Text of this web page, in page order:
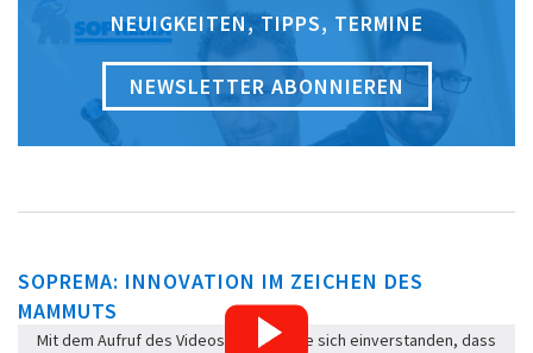
NEUIGKEITEN, TIPPS, TERMINE
NEWSLETTER ABONNIEREN
SOPREMA: INNOVATION IM ZEICHEN DES
MAMMUTS
Mit dem Aufruf des Videos erklären Sie sich einverstanden, dass